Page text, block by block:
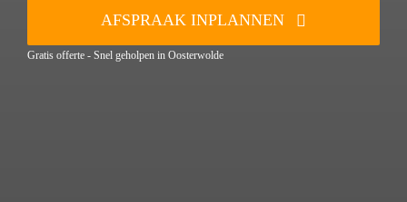
AFSPRAAK INPLANNEN
Gratis offerte - Snel geholpen in Oosterwolde